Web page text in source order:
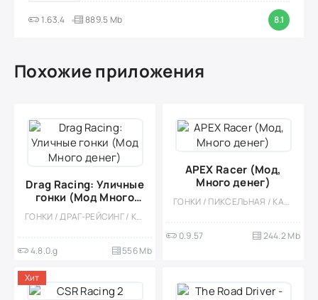
1.63.4 889.5 Mb 8.1
Похожие приложения
Drag Racing: Уличные
гонки (Мод Много
денег)
ГОНКИ / ДРАГ-РЕЙСИНГ / КАЗУАЛЬНЫЕ / МНОГОПОЛЬЗОВАТЕЛЬСКАЯ / СОРЕВНОВАТЕЛЬНАЯ / ОДНОПОЛЬЗОВАТЕЛЬСКИЕ / СТИЛИЗАЦИЯ / МОД / ВСТРОЕННЫЙ КЕШ
4.8.0.g 556 Mb
APEX Racer (Мод,
Много денег)
ГОНКИ / ПИКСЕЛЬНАЯ / КАЗУАЛЬНЫЕ / ОДНОПОЛЬЗОВАТЕЛЬСКИЕ / 3D / МОД / ВСТРОЕННЫЙ КЕШ / ДРАГ-РЕЙСИНГ / ВИД СБОКУ / РЕТРО
0.9.57 244.2 Mb
Хит